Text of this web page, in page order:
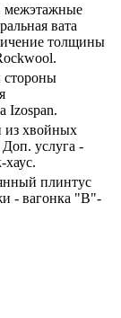
межэтажные
вата
толщины
стороны
Izospan.
из хвойных
услуга -
плинтус
- вагонка "В"-